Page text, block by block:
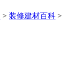
> 装修建材百科 >